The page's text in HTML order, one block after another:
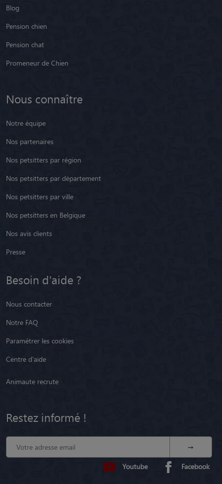
Blog
Pension chien
Pension chat
Promeneur de Chien
Nous connaître
Notre équipe
Nos partenaires
Nos petsitters par région
Nos petsitters par département
Nos petsitters par ville
Nos petsitters en Belgique
Nos avis clients
Presse
Besoin d'aide ?
Nous contacter
Notre FAQ
Paramétrer les cookies
Centre d'aide
Animaute recrute
Restez informé !
Youtube Facebook